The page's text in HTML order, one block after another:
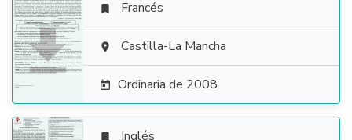

 Francés
 Castilla-La Mancha
 Ordinaria de 2008
 Inglés